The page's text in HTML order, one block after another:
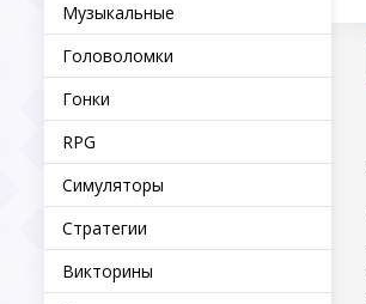
Музыкальные
Головоломки
Гонки
RPG
Симуляторы
Стратегии
Викторины